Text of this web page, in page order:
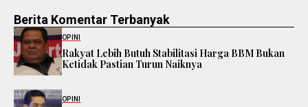
Berita Komentar Terbanyak
OPINI
Rakyat Lebih Butuh Stabilitasi Harga BBM Bukan
Ketidak Pastian Turun Naiknya
OPINI